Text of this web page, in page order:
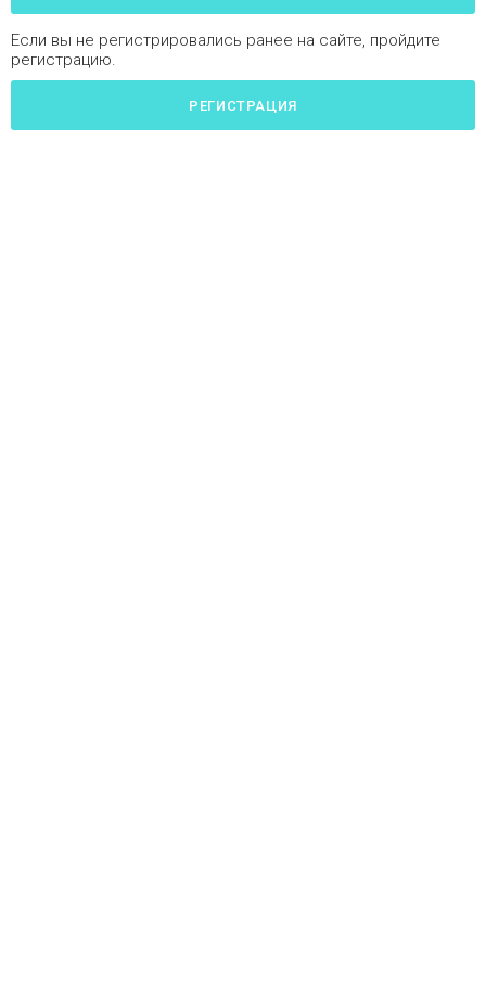
Если вы не регистрировались ранее на сайте, пройдите
регистрацию.
РЕГИСТРАЦИЯ